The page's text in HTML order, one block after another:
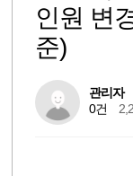
인원 변
준)
관리자
0건